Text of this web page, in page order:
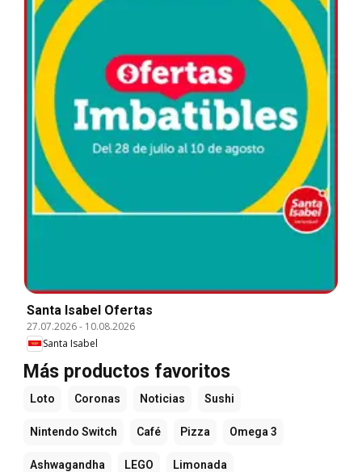
Santa Isabel Ofertas
27.07.2026- 10.08.2026
Santa Isabel
Más productos favoritos
Loto Coronas Noticias Sushi
Nintendo Switch Café Pizza Omega 3
Ashwagandha LEGO Limonada